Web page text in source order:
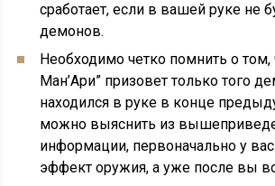
сработает, если в вашей руке не
демонов.
Необходимо четко помнить о том,
Ман’Ари” призовет только того
находился в руке в конце
можно выяснить из
информации, первоначально у вас
эффект оружия, а уже после вы